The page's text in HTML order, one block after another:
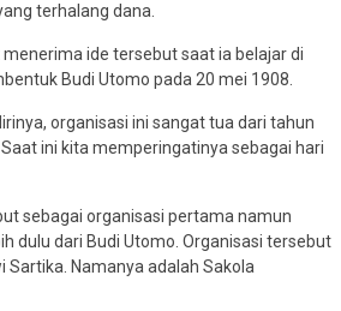
terhalang dana.
ide tersebut saat ia belajar di
Budi Utomo pada 20 mei 1908.
organisasi ini sangat tua dari tahun
ini kita memperingatinya sebagai hari
sebagai organisasi pertama namun
dulu dari Budi Utomo. Organisasi tersebut
Sartika. Namanya adalah Sakola